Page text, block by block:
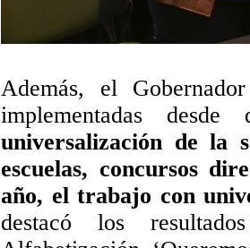
Además, el
implementadas
universalización de
escuelas, concursos
año, el trabajo con
destacó los